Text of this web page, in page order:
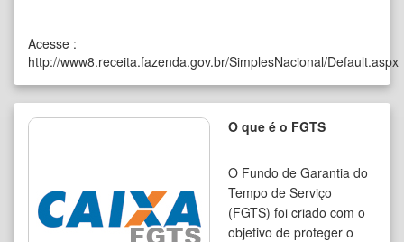
Acesse :
http://www8.receita.fazenda.gov.br/SimplesNacional/Default.aspx
O que é o FGTS
O Fundo de Garantia do
Tempo de Serviço
(FGTS) foi criado com o
objetivo de proteger o